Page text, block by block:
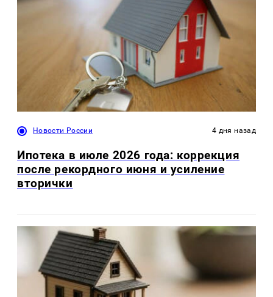
Новости России 4 дня назад
Ипотека в июле 2026 года: коррекция
после рекордного июня и усиление
вторички